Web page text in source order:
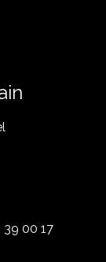
00 17